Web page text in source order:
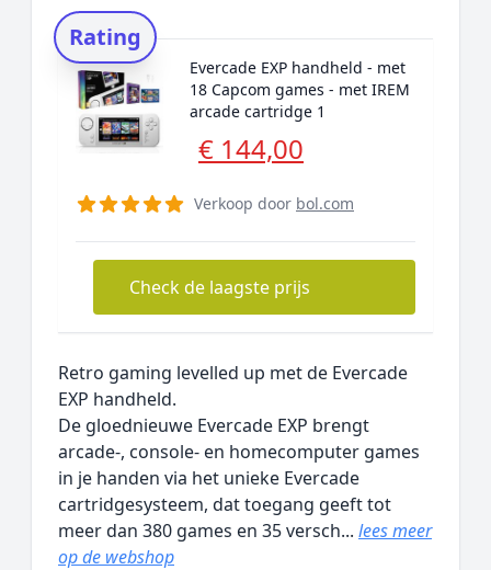
Rating
Evercade EXP handheld - met
18 Capcom games - met IREM
arcade cartridge 1
€ 144,00
Verkoop door bol.com
Check de laagste prijs
Retro gaming levelled up met de Evercade
EXP handheld.
De gloednieuwe Evercade EXP brengt
arcade-, console- en homecomputer games
in je handen via het unieke Evercade
cartridgesysteem, dat toegang geeft tot
meer dan 380 games en 35 versch... lees meer
op de webshop